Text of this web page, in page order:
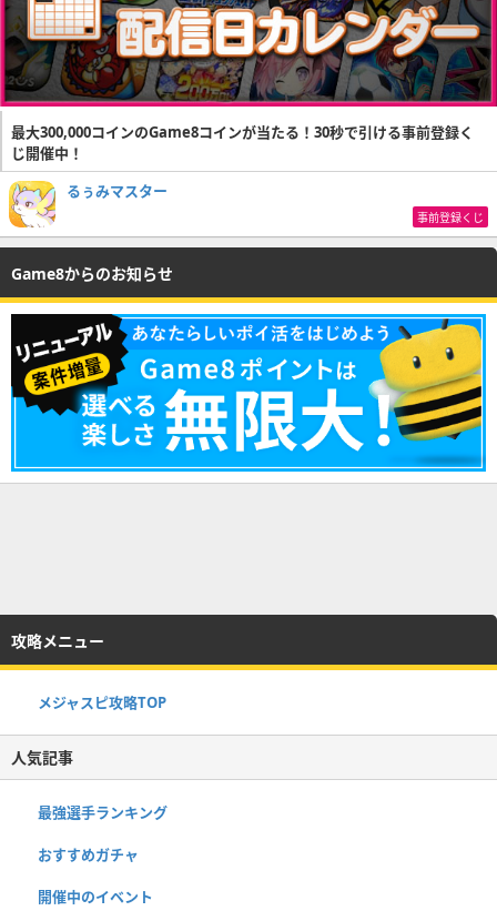
最大300,000コインのGame8コインが当たる！30秒で引ける事前登録く
じ開催中！
るぅみマスター
事前登録くじ
Game8からのお知らせ
攻略メニュー
メジャスピ攻略TOP
人気記事
最強選手ランキング
おすすめガチャ
開催中のイベント